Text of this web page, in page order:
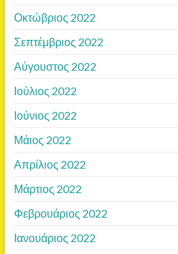
Οκτώβριος 2022
Σεπτέμβριος 2022
Αύγουστος 2022
Ιούλιος 2022
Ιούνιος 2022
Μάιος 2022
Απρίλιος 2022
Μάρτιος 2022
Φεβρουάριος 2022
Ιανουάριος 2022